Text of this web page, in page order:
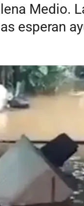
Medio.
esperan